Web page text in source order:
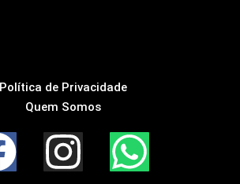
Política de Privacidade
Quem Somos